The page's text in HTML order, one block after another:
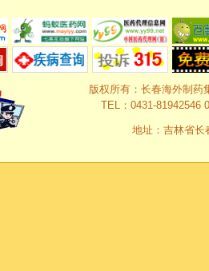
版权所有：长春海外制药
TEL：0431-81942546
地址：吉林省长